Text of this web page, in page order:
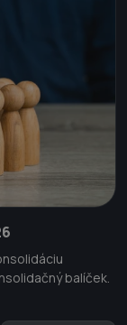
balíček.